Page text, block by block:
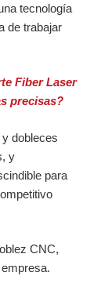
tecnología
de trabajar
Fiber Laser
precisas?
dobleces
y
para
CNC,